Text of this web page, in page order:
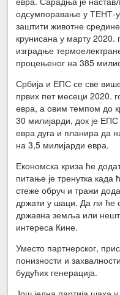
одсумпоравање у ТЕНТ-
заштити животне
крунисана у марту 2020.
изградње
процењеног на 385
Србија и ЕПС се све
првих пет месеци 2020.
евра, а овим темпом до
30 милијарди, док је
евра дуга и планира да
на 3,5 милијарди евра.
Економска криза ће
питање је тренутка када
стеже обруч и тражи
држати у шаци. Да ли ће
државна земља или
интереса Кине.
Уместо партнерског,
понизности и
будућих генерација.